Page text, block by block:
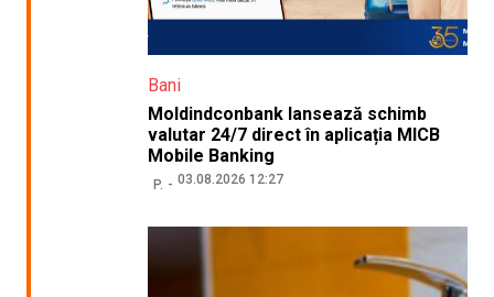
Bani
Moldindconbank lansează schimb
valutar 24/7 direct în aplicația MICB
Mobile Banking
P. 03.08.2026 12:27